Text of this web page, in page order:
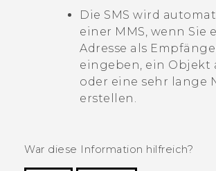
Die SMS wird
einer MMS, wenn Sie
Adresse als
eingeben, ein Objekt
oder eine sehr lange
erstellen.
War diese Information hilfreich?